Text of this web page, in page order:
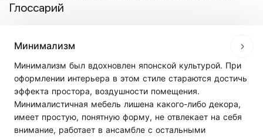
Глоссарий
Минимализм
Минимализм был вдохновлен японской культурой. При
оформлении интерьера в этом стиле стараются достичь
эффекта простора, воздушности помещения.
Минималистичная мебель лишена какого-либо декора,
имеет простую, понятную форму, не отвлекает на себя
внимание, работает в ансамбле с остальными